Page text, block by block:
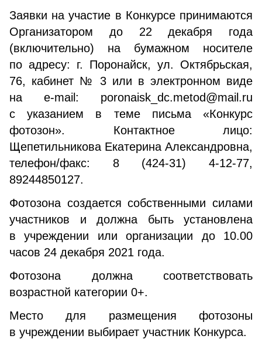
Заявки на участие в Конкурсе принимаются
Организатором до 22 декабря года
(включительно) на бумажном носителе
по адресу: г. Поронайск, ул. Октябрьская,
76, кабинет № 3 или в электронном виде
на е-mail: poronaisk_dc.metod@mail.ru
с указанием в теме письма «Конкурс
фотозон». Контактное лицо:
Щепетильникова Екатерина Александровна,
телефон/факс: 8 (424-31) 4-12-77,
89244850127.
Фотозона создается собственными силами
участников и должна быть установлена
в учреждении или организации до 10.00
часов 24 декабря 2021 года.
Фотозона должна соответствовать
возрастной категории 0+.
Место для размещения фотозоны
в учреждении выбирает участник Конкурса.